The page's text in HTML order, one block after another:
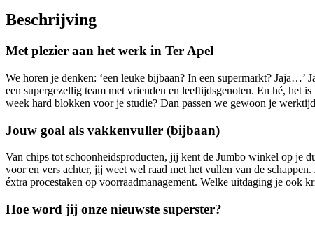
Beschrijving
Met plezier aan het werk in Ter Apel
We horen je denken: ‘een leuke bijbaan? In een supermarkt?
een supergezellig team met vrienden en leeftijdsgenoten. En hé, het
week hard blokken voor je studie? Dan passen we gewoon je
Jouw goal als vakkenvuller (bijbaan)
Van chips tot schoonheidsproducten, jij kent de Jumbo winkel op je
voor en vers achter, jij weet wel raad met het vullen van de
éxtra procestaken op voorraadmanagement. Welke uitdaging je ook
Hoe word jij onze nieuwste superster?